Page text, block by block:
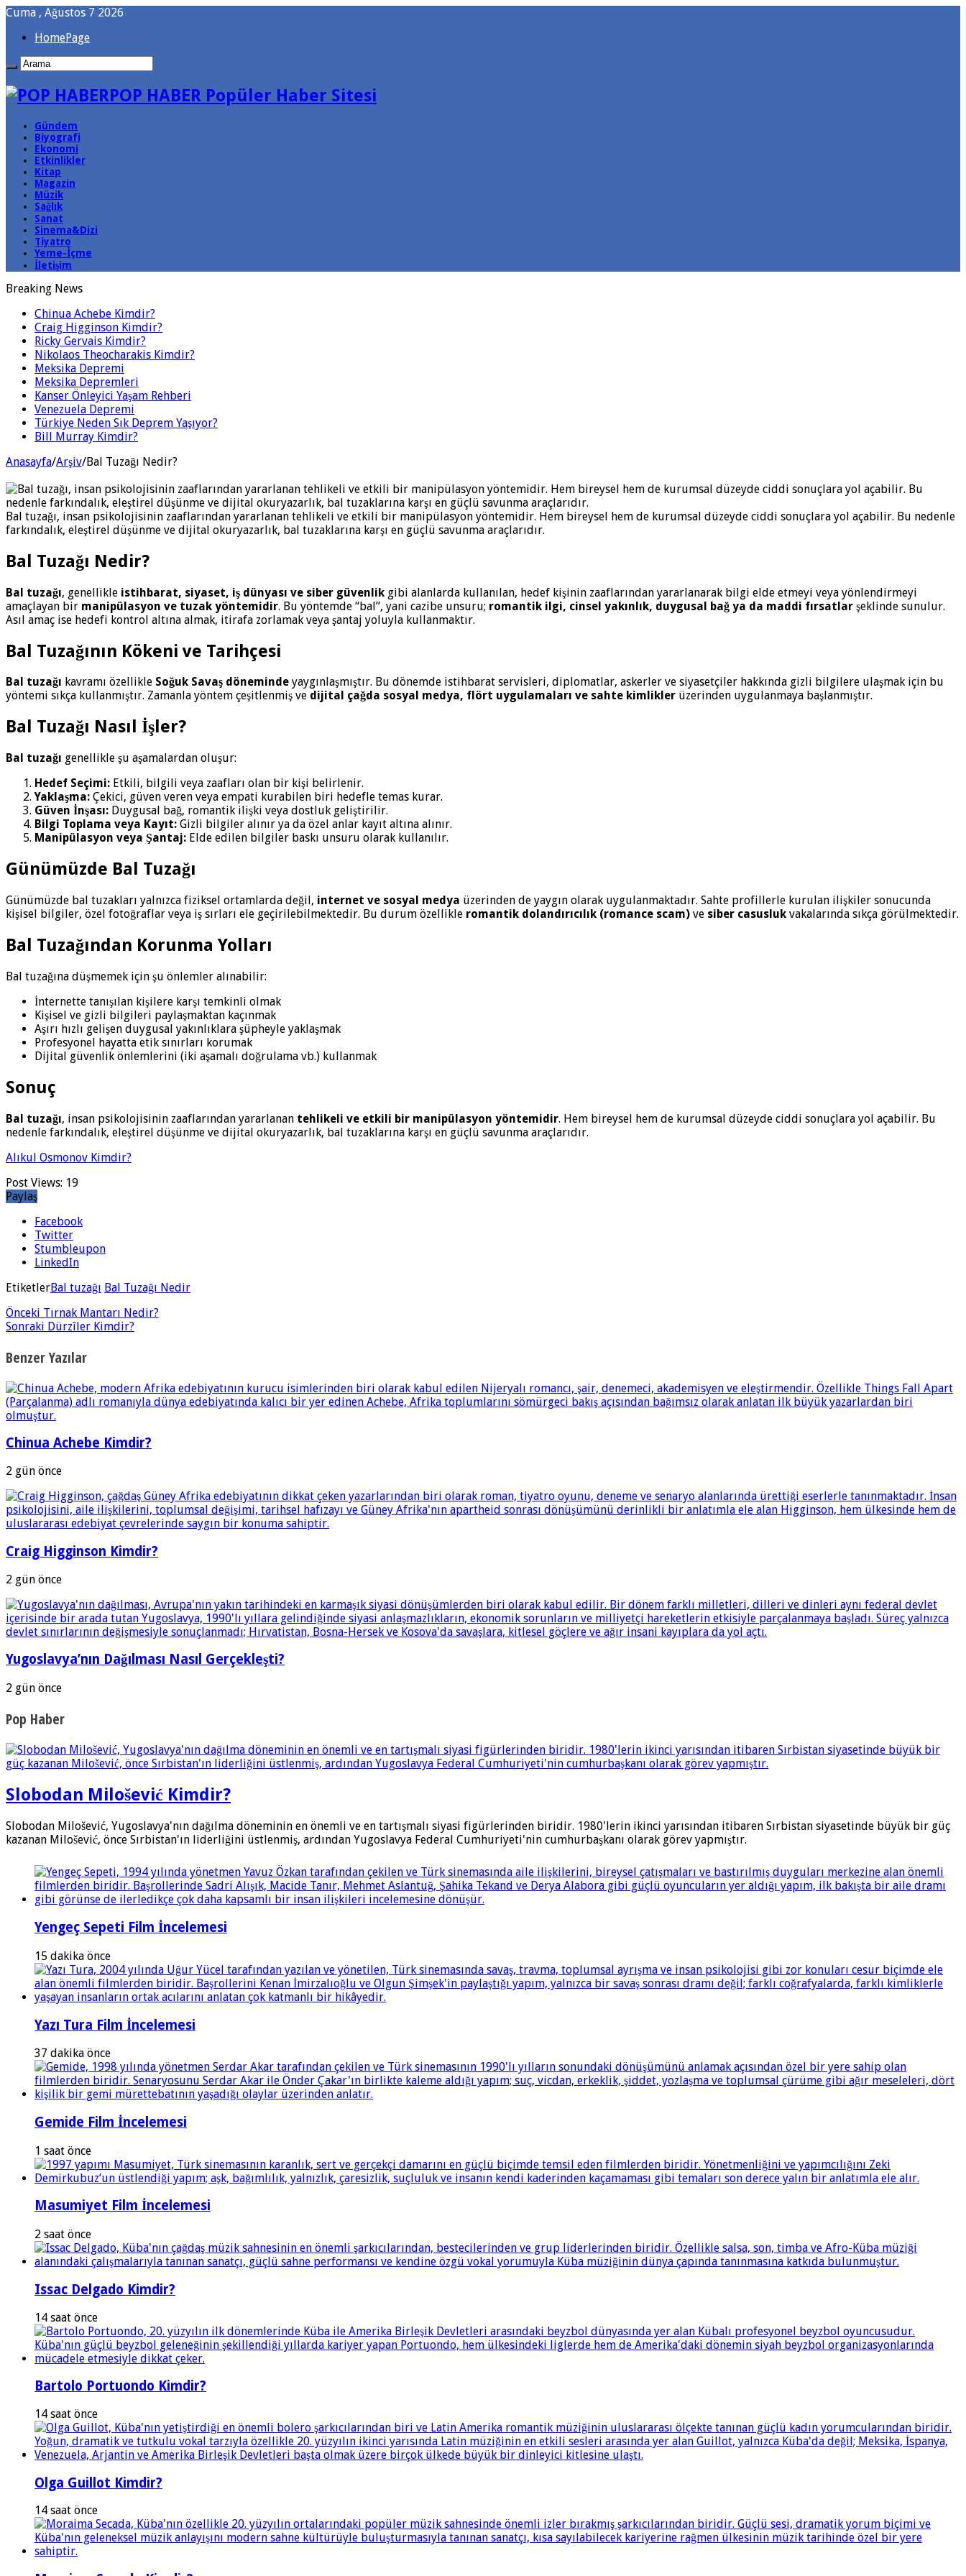
Cuma , Ağustos 7 2026
HomePage
POP HABER Popüler Haber Sitesi
Gündem
Biyografi
Ekonomi
Etkinlikler
Kitap
Magazin
Müzik
Sağlık
Sanat
Sinema&Dizi
Tiyatro
Yeme-İçme
İletişim
Breaking News
Chinua Achebe Kimdir?
Craig Higginson Kimdir?
Ricky Gervais Kimdir?
Nikolaos Theocharakis Kimdir?
Meksika Depremi
Meksika Depremleri
Kanser Önleyici Yaşam Rehberi
Venezuela Depremi
Türkiye Neden Sık Deprem Yaşıyor?
Bill Murray Kimdir?
Anasayfa/Arşiv/Bal Tuzağı Nedir?
Bal tuzağı, insan psikolojisinin zaaflarından yararlanan tehlikeli ve etkili bir manipülasyon yöntemidir. Hem bireysel hem de kurumsal düzeyde ciddi sonuçlara yol açabilir. Bu nedenle
farkındalık, eleştirel düşünme ve dijital okuryazarlık, bal tuzaklarına karşı en güçlü savunma araçlarıdır.
Bal Tuzağı Nedir?
Bal tuzağı, genellikle istihbarat, siyaset, iş dünyası ve siber güvenlik gibi alanlarda kullanılan, hedef kişinin zaaflarından yararlanarak bilgi elde etmeyi veya yönlendirmeyi
amaçlayan bir manipülasyon ve tuzak yöntemidir. Bu yöntemde “bal”, yani cazibe unsuru; romantik ilgi, cinsel yakınlık, duygusal bağ ya da maddi fırsatlar şeklinde sunulur.
Asıl amaç ise hedefi kontrol altına almak, itirafa zorlamak veya şantaj yoluyla kullanmaktır.
Bal Tuzağının Kökeni ve Tarihçesi
Bal tuzağı kavramı özellikle Soğuk Savaş döneminde yaygınlaşmıştır. Bu dönemde istihbarat servisleri, diplomatlar, askerler ve siyasetçiler hakkında gizli bilgilere ulaşmak için bu
yöntemi sıkça kullanmıştır. Zamanla yöntem çeşitlenmiş ve dijital çağda sosyal medya, flört uygulamaları ve sahte kimlikler üzerinden uygulanmaya başlanmıştır.
Bal Tuzağı Nasıl İşler?
Bal tuzağı genellikle şu aşamalardan oluşur:
Hedef Seçimi: Etkili, bilgili veya zaafları olan bir kişi belirlenir.
Yaklaşma: Çekici, güven veren veya empati kurabilen biri hedefle temas kurar.
Güven İnşası: Duygusal bağ, romantik ilişki veya dostluk geliştirilir.
Bilgi Toplama veya Kayıt: Gizli bilgiler alınır ya da özel anlar kayıt altına alınır.
Manipülasyon veya Şantaj: Elde edilen bilgiler baskı unsuru olarak kullanılır.
Günümüzde Bal Tuzağı
Günümüzde bal tuzakları yalnızca fiziksel ortamlarda değil, internet ve sosyal medya üzerinden de yaygın olarak uygulanmaktadır. Sahte profillerle kurulan ilişkiler sonucunda
kişisel bilgiler, özel fotoğraflar veya iş sırları ele geçirilebilmektedir. Bu durum özellikle romantik dolandırıcılık (romance scam) ve siber casusluk vakalarında sıkça görülmektedir.
Bal Tuzağından Korunma Yolları
Bal tuzağına düşmemek için şu önlemler alınabilir:
İnternette tanışılan kişilere karşı temkinli olmak
Kişisel ve gizli bilgileri paylaşmaktan kaçınmak
Aşırı hızlı gelişen duygusal yakınlıklara şüpheyle yaklaşmak
Profesyonel hayatta etik sınırları korumak
Dijital güvenlik önlemlerini (iki aşamalı doğrulama vb.) kullanmak
Sonuç
Bal tuzağı, insan psikolojisinin zaaflarından yararlanan tehlikeli ve etkili bir manipülasyon yöntemidir. Hem bireysel hem de kurumsal düzeyde ciddi sonuçlara yol açabilir. Bu
nedenle farkındalık, eleştirel düşünme ve dijital okuryazarlık, bal tuzaklarına karşı en güçlü savunma araçlarıdır.
Alıkul Osmonov Kimdir?
Post Views: 19
Paylaş
Facebook
Twitter
Stumbleupon
LinkedIn
EtiketlerBal tuzağı Bal Tuzağı Nedir
Önceki Tırnak Mantarı Nedir?
Sonraki Dürzîler Kimdir?
Benzer Yazılar
Chinua Achebe Kimdir?
2 gün önce
Craig Higginson Kimdir?
2 gün önce
Yugoslavya’nın Dağılması Nasıl Gerçekleşti?
2 gün önce
Pop Haber
Slobodan Milošević Kimdir?
Slobodan Milošević, Yugoslavya'nın dağılma döneminin en önemli ve en tartışmalı siyasi figürlerinden biridir. 1980'lerin ikinci yarısından itibaren Sırbistan siyasetinde büyük bir güç
kazanan Milošević, önce Sırbistan'ın liderliğini üstlenmiş, ardından Yugoslavya Federal Cumhuriyeti'nin cumhurbaşkanı olarak görev yapmıştır.
Yengeç Sepeti Film İncelemesi
15 dakika önce
Yazı Tura Film İncelemesi
37 dakika önce
Gemide Film İncelemesi
1 saat önce
Masumiyet Film İncelemesi
2 saat önce
Issac Delgado Kimdir?
14 saat önce
Bartolo Portuondo Kimdir?
14 saat önce
Olga Guillot Kimdir?
14 saat önce